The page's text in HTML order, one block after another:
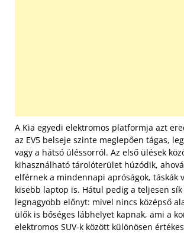
A Kia egyedi elektromos platformja azt
az EV5 belseje szinte meglepően tágas,
vagy a hátsó üléssorról. Az első ülések
kihasználható tárolóterület húzódik,
elférnek a mindennapi apróságok, táskák
kisebb laptop is. Hátul pedig a teljesen
legnagyobb előnyt: mivel nincs középső
ülők is bőséges lábhelyet kapnak, ami a
elektromos SUV-k között különösen